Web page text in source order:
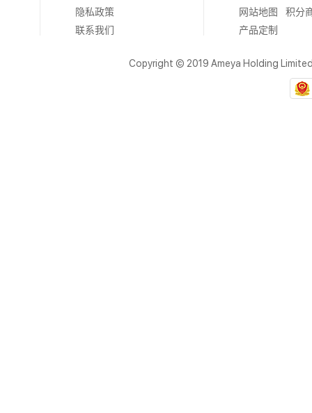
隐私政策
联系我们
网站地图
积分
产品定制
Copyright © 2019 Ameya Holding